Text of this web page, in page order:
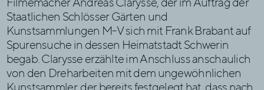
Filmemacher Andreas Clarysse, der im Auftrag der
Staatlichen Schlösser Gärten und
Kunstsammlungen M-V sich mit Frank Brabant auf
Spurensuche in dessen Heimatstadt Schwerin
begab. Clarysse erzählte im Anschluss anschaulich
von den Dreharbeiten mit dem ungewöhnlichen